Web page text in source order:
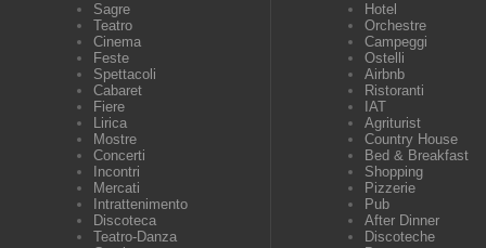
Sagre
Teatro
Cinema
Feste
Spettacoli
Cabaret
Fiere
Lirica
Mostre
Concerti
Incontri
Mercati
Intrattenimento
Discoteca
Teatro-Danza
Hotel
Orchestre
Campeggi
Ostelli
Airbnb
Ristoranti
IAT
Agriturist
Country House
Bed & Breakfast
Shopping
Pizzerie
Pub
After Dinner
Discoteche